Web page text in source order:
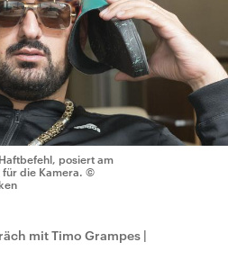
posiert am
die Kamera. ©
mit Timo Grampes |